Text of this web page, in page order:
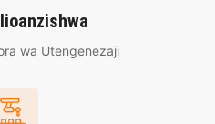
wa Utengenezaji